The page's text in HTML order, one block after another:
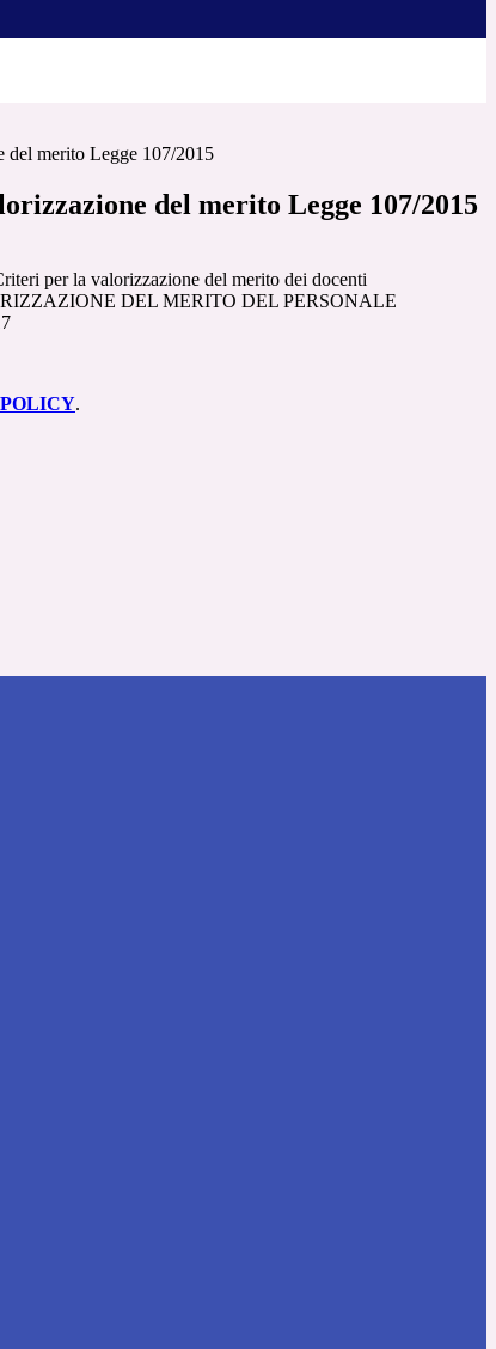
del merito Legge 107/2015
del merito Legge 107/2015
per la valorizzazione del merito dei docenti
DEL MERITO DEL PERSONALE
.